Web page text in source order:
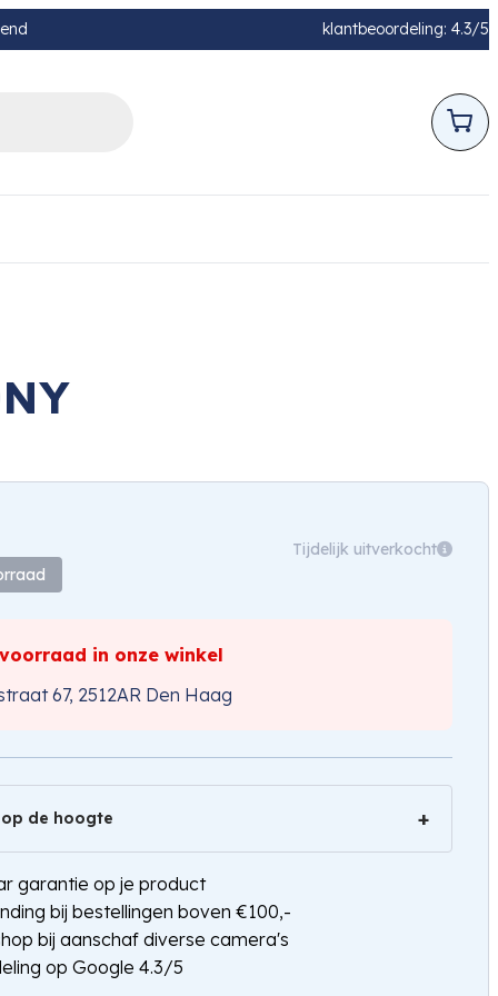
klantbeoordeling: 4.3/5
Tijdelijk uitverkocht
in onze winkel
67, 2512AR Den Haag
de hoogte
garantie op je product
bij bestellingen boven €100,-
bij aanschaf diverse camera's
op Google 4.3/5